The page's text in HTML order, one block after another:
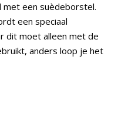
een suèdeborstel.
een speciaal
dit moet alleen met de
anders loop je het